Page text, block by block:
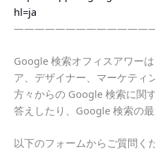
hl=ja
Google 検索オフィスアワー
ア、デザイナー、マーケティ
方々からの Google 検索に関
答えしたり、Google 検索の
以下のフォームからご質問く